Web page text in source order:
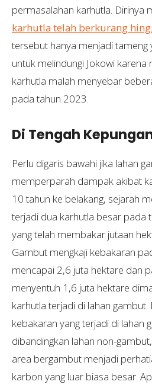
permasalahan karhutla. Dirinya
karhutla telah berkurang
tersebut hanya menjadi tameng
untuk melindungi Jokowi karena
karhutla malah menyebar
pada tahun 2023.
Di Tengah
Perlu digaris bawahi jika lahan
memperparah dampak akibat
10 tahun ke belakang, sejarah
terjadi dua karhutla besar pada
yang telah membakar jutaan
Gambut mengkaji kebakaran
mencapai 2,6 juta hektare dan
menyentuh 1,6 juta hektare
karhutla terjadi di lahan gambut.
kebakaran yang terjadi di lahan
dibandingkan lahan non-
area bergambut menjadi
karbon yang luar biasa besar.